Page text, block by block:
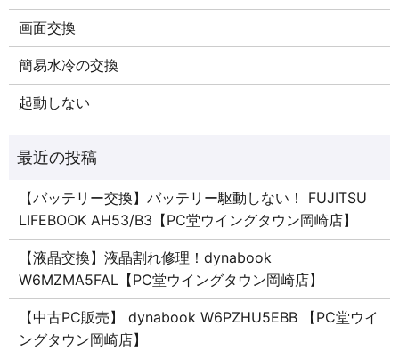
画面交換
簡易水冷の交換
起動しない
【バッテリー交換】バッテリー駆動しない！ FUJITSU
LIFEBOOK AH53/B3【PC堂ウイングタウン岡崎店】
【液晶交換】液晶割れ修理！dynabook
W6MZMA5FAL【PC堂ウイングタウン岡崎店】
【中古PC販売】 dynabook W6PZHU5EBB 【PC堂ウイ
ングタウン岡崎店】